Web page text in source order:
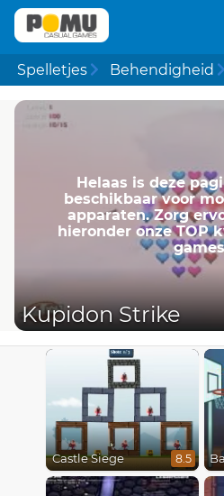
Spelletjes Behendigheid
Helaas is deze
beschikbaar voor
apparaten. Zorg
hieronder onze TOP
Kupidon Strike
Castle Siege 8.5